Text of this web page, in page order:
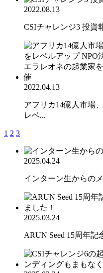
2022.08.13
CSIチャレンジ3 投資
2022.04.13
アフリカ14億人市場
レベ...
1 2 3
2025.04.24
インターン生からの
2025.03.24
ARUN Seed 15周年